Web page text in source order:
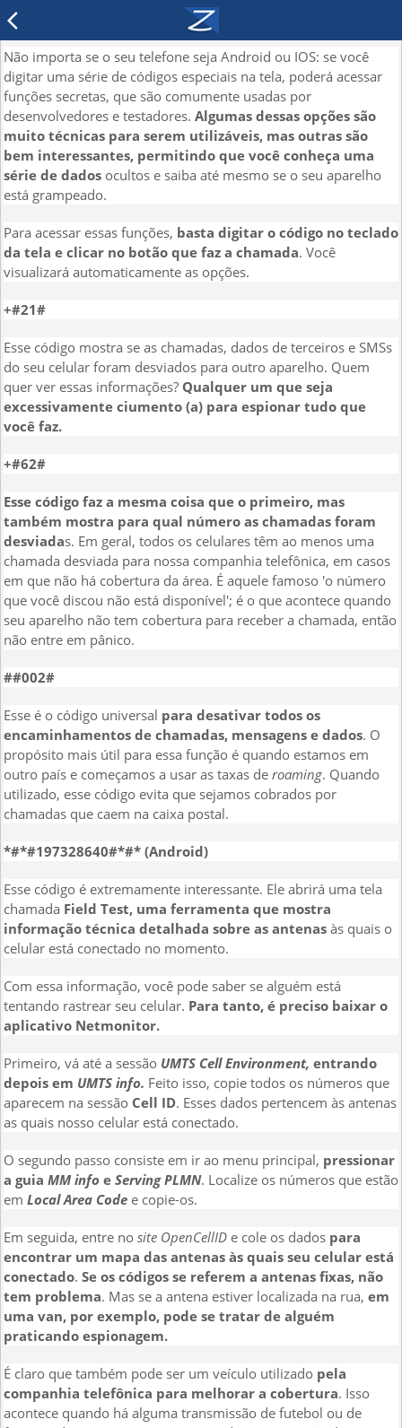
arrow_back_ios
Não importa se o seu telefone seja Android ou IOS: se você
digitar uma série de códigos especiais na tela, poderá acessar
funções secretas, que são comumente usadas por
desenvolvedores e testadores. Algumas dessas opções são
muito técnicas para serem utilizáveis, mas outras são
bem interessantes, permitindo que você conheça uma
série de dados ocultos e saiba até mesmo se o seu aparelho
está grampeado.
Para acessar essas funções, basta digitar o código no teclado
da tela e clicar no botão que faz a chamada. Você
visualizará automaticamente as opções.
+#21#
Esse código mostra se as chamadas, dados de terceiros e SMSs
do seu celular foram desviados para outro aparelho. Quem
quer ver essas informações? Qualquer um que seja
excessivamente ciumento (a) para espionar tudo que
você faz.
+#62#
Esse código faz a mesma coisa que o primeiro, mas
também mostra para qual número as chamadas foram
desviadas. Em geral, todos os celulares têm ao menos uma
chamada desviada para nossa companhia telefônica, em casos
em que não há cobertura da área. É aquele famoso 'o número
que você discou não está disponível'; é o que acontece quando
seu aparelho não tem cobertura para receber a chamada, então
não entre em pânico.
##002#
Esse é o código universal para desativar todos os
encaminhamentos de chamadas, mensagens e dados. O
propósito mais útil para essa função é quando estamos em
outro país e começamos a usar as taxas de roaming. Quando
utilizado, esse código evita que sejamos cobrados por
chamadas que caem na caixa postal.
*#*#197328640#*#* (Android)
Esse código é extremamente interessante. Ele abrirá uma tela
chamada Field Test, uma ferramenta que mostra
informação técnica detalhada sobre as antenas às quais o
celular está conectado no momento.
Com essa informação, você pode saber se alguém está
tentando rastrear seu celular. Para tanto, é preciso baixar o
aplicativo Netmonitor.
Primeiro, vá até a sessão UMTS Cell Environment, entrando
depois em UMTS info. Feito isso, copie todos os números que
aparecem na sessão Cell ID. Esses dados pertencem às antenas
as quais nosso celular está conectado.
O segundo passo consiste em ir ao menu principal, pressionar
a guia MM info e Serving PLMN. Localize os números que estão
em Local Area Code e copie-os.
Em seguida, entre no site OpenCellID e cole os dados para
encontrar um mapa das antenas às quais seu celular está
conectado. Se os códigos se referem a antenas fixas, não
tem problema. Mas se a antena estiver localizada na rua, em
uma van, por exemplo, pode se tratar de alguém
praticando espionagem.
É claro que também pode ser um veículo utilizado pela
companhia telefônica para melhorar a cobertura. Isso
acontece quando há alguma transmissão de futebol ou de